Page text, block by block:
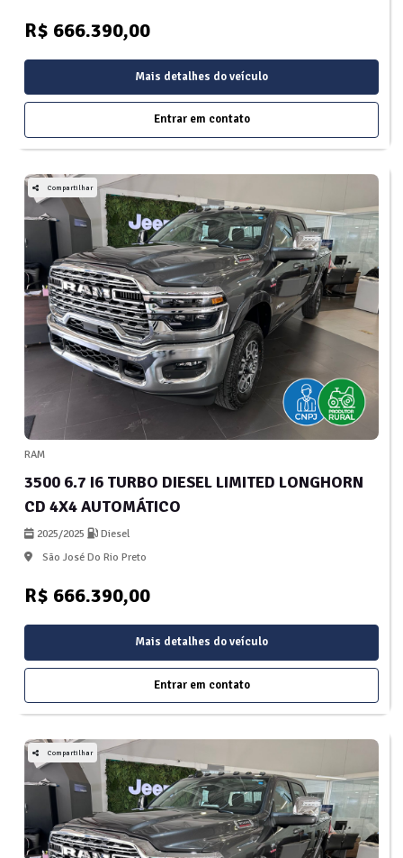
R$ 666.390,00
Mais detalhes do veículo
Entrar em contato
Compartilhar
RAM
3500 6.7 I6 TURBO DIESEL LIMITED LONGHORN
CD 4X4 AUTOMÁTICO
2025/2025
Diesel
São José Do Rio Preto
R$ 666.390,00
Mais detalhes do veículo
Entrar em contato
Compartilhar